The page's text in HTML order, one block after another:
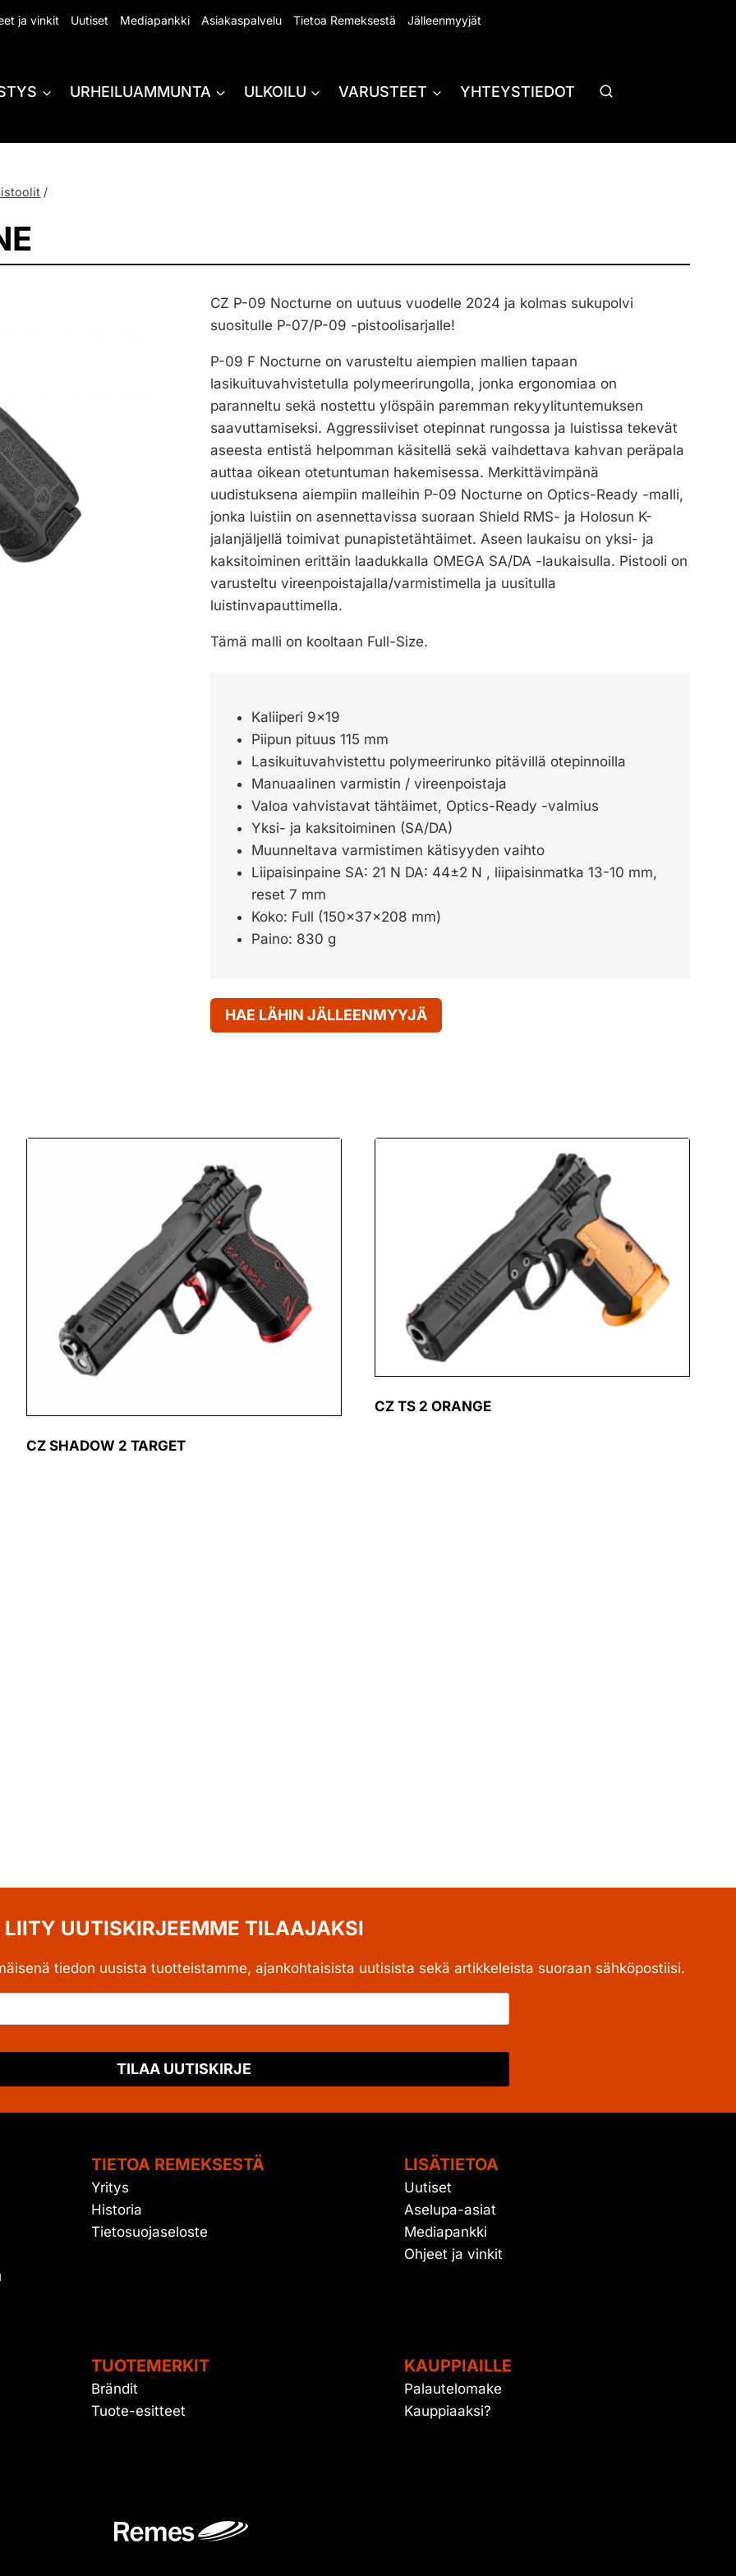
ja vinkit Uutiset Mediapankki Asiakaspalvelu Tietoa Remeksestä Jälleenmyyjät
URHEILUAMMUNTA ULKOILU VARUSTEET YHTEYSTIEDOT
/
CZ P-09 Nocturne on uutuus vuodelle 2024 ja kolmas sukupolvi
suositulle P-07/P-09 -pistoolisarjalle!
P-09 F Nocturne on varusteltu aiempien mallien tapaan
lasikuituvahvistetulla polymeerirungolla, jonka ergonomiaa on
paranneltu sekä nostettu ylöspäin paremman rekyylituntemuksen
saavuttamiseksi. Aggressiiviset otepinnat rungossa ja luistissa tekevät
aseesta entistä helpomman käsitellä sekä vaihdettava kahvan peräpala
auttaa oikean otetuntuman hakemisessa. Merkittävimpänä
uudistuksena aiempiin malleihin P-09 Nocturne on Optics-Ready -malli,
jonka luistiin on asennettavissa suoraan Shield RMS- ja Holosun K-
jalanjäljellä toimivat punapistetähtäimet. Aseen laukaisu on yksi- ja
kaksitoiminen erittäin laadukkalla OMEGA SA/DA -laukaisulla. Pistooli on
varusteltu vireenpoistajalla/varmistimella ja uusitulla
luistinvapauttimella.
Tämä malli on kooltaan Full-Size.
Kaliiperi 9×19
Piipun pituus 115 mm
Lasikuituvahvistettu polymeerirunko pitävillä otepinnoilla
Manuaalinen varmistin / vireenpoistaja
Valoa vahvistavat tähtäimet, Optics-Ready -valmius
Yksi- ja kaksitoiminen (SA/DA)
Muunneltava varmistimen kätisyyden vaihto
Liipaisinpaine SA: 21 N DA: 44±2 N , liipaisinmatka 13-10 mm,
reset 7 mm
Koko: Full (150×37×208 mm)
Paino: 830 g
HAE LÄHIN JÄLLEENMYYJÄ
CZ SHADOW 2 TARGET
CZ TS 2 ORANGE
LIITY UUTISKIRJEEMME TILAAJAKSI
tiedon uusista tuotteistamme, ajankohtaisista uutisista sekä artikkeleista suoraan sähköpostiisi.
TILAA UUTISKIRJE
TIETOA REMEKSESTÄ
Yritys
Historia
Tietosuojaseloste
LISÄTIETOA
Uutiset
Aselupa-asiat
Mediapankki
Ohjeet ja vinkit
TUOTEMERKIT
Brändit
Tuote-esitteet
KAUPPIAILLE
Palautelomake
Kauppiaaksi?